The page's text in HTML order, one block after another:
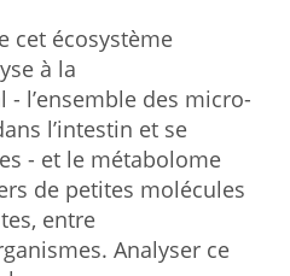
cet écosystème
à la
l’ensemble des micro-
l’intestin et se
- et le métabolome
de petites molécules
entre
Analyser ce